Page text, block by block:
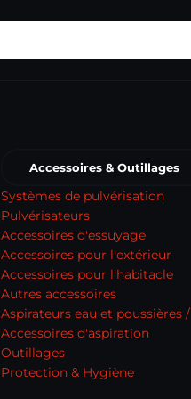
Accessoires & Outillages
Systèmes de pulvérisation
Pulvérisateurs
Accessoires d'essuyage
Accessoires pour l'extérieur
Accessoires pour l'habitacle
Autres accessoires
Aspirateurs eau et poussières /
Accessoires d'aspiration
Outillages
Protection & Hygiène